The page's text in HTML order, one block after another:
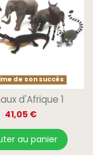
de son succès
d'Afrique 1
41,05 €
au panier